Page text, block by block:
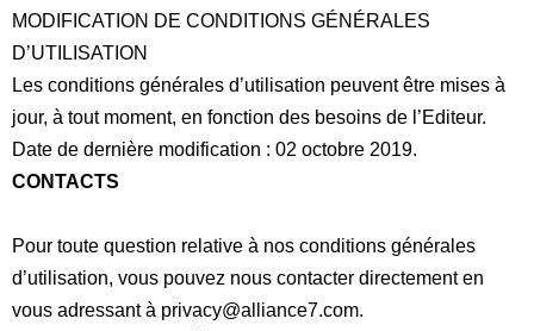
MODIFICATION DE CONDITIONS GÉNÉRALES
D’UTILISATION
Les conditions générales d’utilisation peuvent être mises à
jour, à tout moment, en fonction des besoins de l’Editeur.
Date de dernière modification : 02 octobre 2019.
CONTACTS
Pour toute question relative à nos conditions générales
d’utilisation, vous pouvez nous contacter directement en
vous adressant à privacy@alliance7.com.